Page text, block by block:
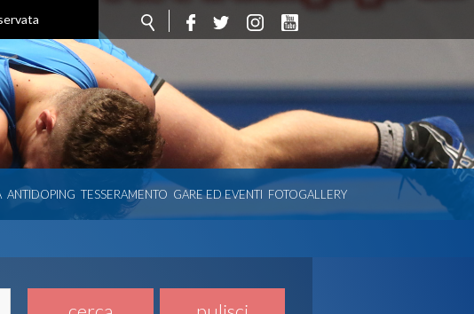
ANTIDOPING TESSERAMENTO GARE ED EVENTI FOTOGALLERY